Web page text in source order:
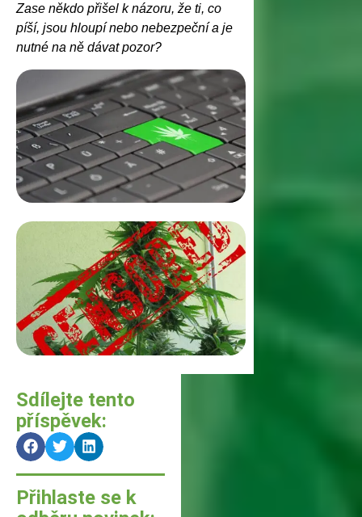
Zase někdo přišel k názoru, že ti, co
píší, jsou hloupí nebo nebezpeční a je
nutné na ně dávat pozor?
Sdílejte tento
příspěvek:
Přihlaste se k